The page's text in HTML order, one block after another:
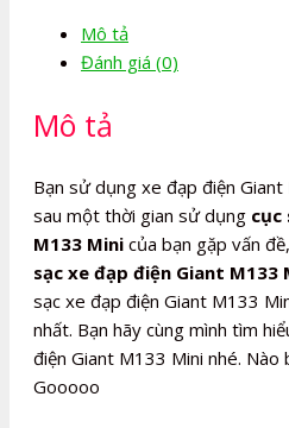
M133
Mini
lượng
Mô tả
Đánh giá (0)
Mô tả
Bạn sử dụng xe đạp điện
sau một thời gian sử dụng cục
M133 Mini của bạn gặp vấn
sạc xe đạp điện Giant M133
sạc xe đạp điện Giant M133
nhất. Bạn hãy cùng mình tìm
điện Giant M133 Mini nhé. Nào
Gooooo